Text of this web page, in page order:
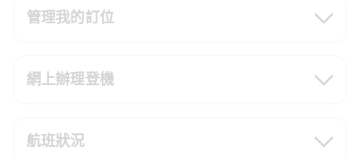
管理我的訂位
網上辦理登機
航班狀況